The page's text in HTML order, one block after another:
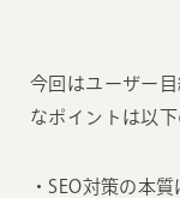
今回はユーザー
なポイントは以下
・SEO対策の本